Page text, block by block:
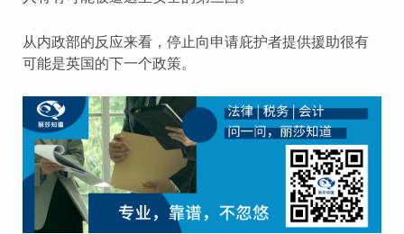
从内政部的反应来看，停止向申请庇护者提供援助很有
可能是英国的下一个政策。